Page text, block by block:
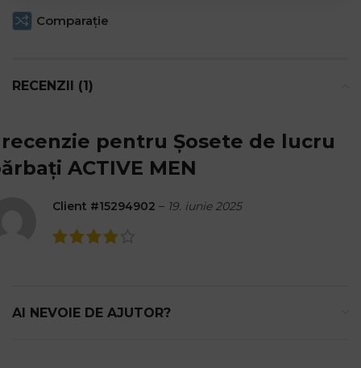
Comparaţie
RECENZII (1)
recenzie pentru Șosete de lucru
ACTIVE MEN
Client #15294902 – 19. iunie 2025
AI NEVOIE DE AJUTOR?